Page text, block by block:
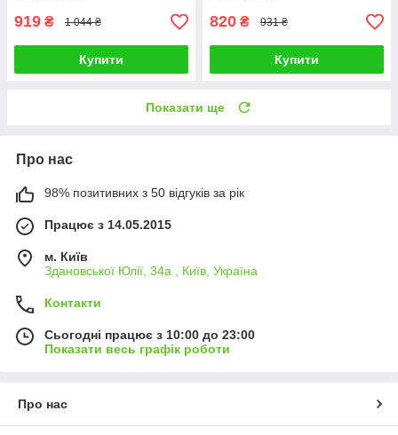
919 ₴ 1 044 ₴
Купити
820 ₴ 931 ₴
Купити
Показати ще
Про нас
98% позитивних з 50 відгуків за рік
Працює з 14.05.2015
м. Київ
Здановської Юлії, 34а , Київ, Україна
Контакти
Сьогодні працює з 10:00 до 23:00
Показати весь графік роботи
Про нас